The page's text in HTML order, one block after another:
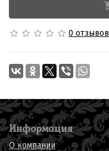
0 отзывов
Информация
О компании